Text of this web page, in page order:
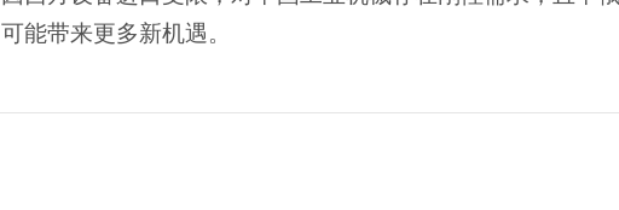
可能带来更多新机遇。